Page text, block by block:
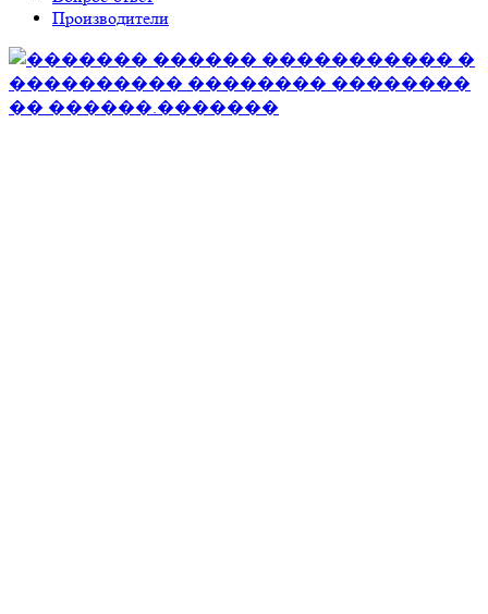
Производители